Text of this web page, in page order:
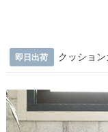
即日出荷 クッショ